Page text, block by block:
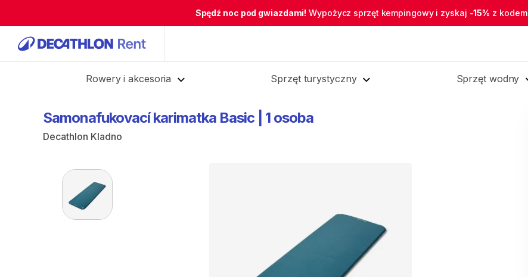
Spędź noc pod gwiazdami! Wypożycz sprzęt kempingowy i zyskaj -15% z kodem
Rowery i akcesoria Sprzęt turystyczny Sprzęt wodny
Samonafukovací karimatka Basic 1 osoba
Decathlon Kladno